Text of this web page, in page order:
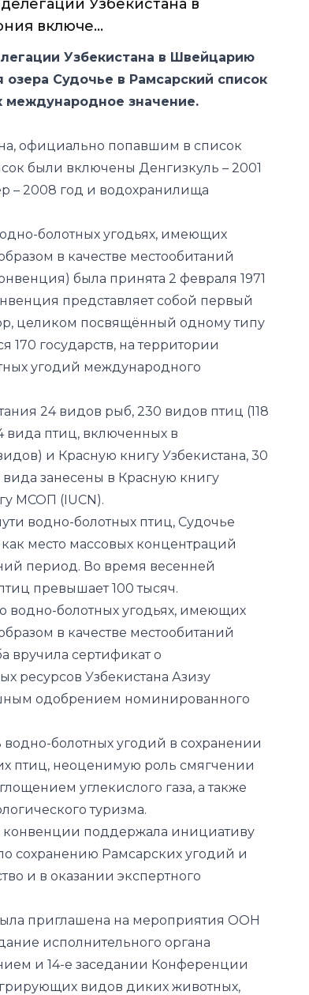
Узбекистана в
включе...
Узбекистана в Швейцарию
Судочье в Рамсарский список
значение.
официально попавшим в список
были включены Денгизкуль – 2001
– 2008 год и водохранилища
болотных угодьях, имеющих
в качестве местообитаний
была принята 2 февраля 1971
представляет собой первый
целиком посвящённый одному типу
170 государств, на территории
угодий международного
24 видов рыб, 230 видов птиц (118
вида птиц, включенных в
и Красную книгу Узбекистана, 30
занесены в Красную книгу
МСОП (IUCN).
водно-болотных птиц, Судочье
место массовых концентраций
период. Во время весенней
превышает 100 тысяч.
водно-болотных угодьях, имеющих
в качестве местообитаний
вручила сертификат о
ресурсов Узбекистана Азизу
одобрением номинированного
болотных угодий в сохранении
птиц, неоценимую роль смягчении
углекислого газа, а также
туризма.
конвенции поддержала инициативу
сохранению Рамсарских угодий и
и в оказании экспертного
приглашена на мероприятия ООН
исполнительного органа
и 14-е заседании Конференции
видов диких животных,